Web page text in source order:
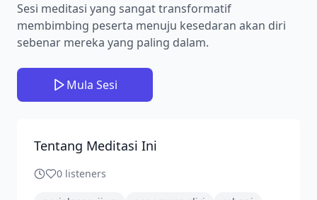
Sesi meditasi yang sangat transformatif
membimbing peserta menuju kesedaran akan diri
sebenar mereka yang paling dalam.
Mula Sesi
Tentang Meditasi Ini
0 listeners